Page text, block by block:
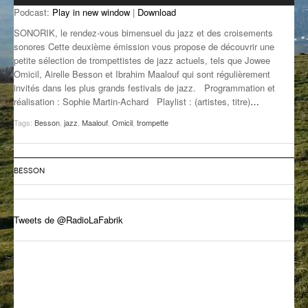
GROOVE N SUN
IL ÉTAIT UNE FOIS
L’ASTUCE DE LA PORTE EN BOIS
LA FABRIK POÉTIK
LA MINUTE LITTÉRAIRE
LA SOUTERRAINE
MUSIQUE DES ANTIPODES
SONORIK
PLUS DE MIX
Podcast: Play in new window | Download
SONORIK, le rendez-vous bimensuel du jazz et des croisements
sonores Cette deuxième émission vous propose de découvrir une
petite sélection de trompettistes de jazz actuels, tels que Jowee
Omicil, Airelle Besson et Ibrahim Maalouf qui sont régulièrement
invités dans les plus grands festivals de jazz. Programmation et
réalisation : Sophie Martin-Achard Playlist : (artistes, titre)…
Tags: Besson jazz Maalouf Omicil trompette
BESSON
Tweets de @RadioLaFabrik